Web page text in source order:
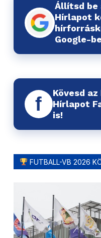
Állítsd be
Hírlapot
Google-
f
Kövesd az
Hírlapot
is!
FUTBALL-VB 2026